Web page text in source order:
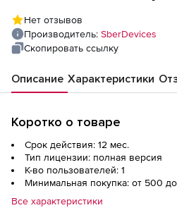
пользователь, 12
Нет отзывов
Производитель: SberDevices
Скопировать ссылку
Описание Характеристики
Коротко о товаре
Срок действия: 12 мес.
Тип лицензии: полная версия
К-во пользователей: 1
Минимальная покупка: от 500
Все характеристики